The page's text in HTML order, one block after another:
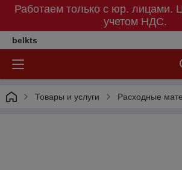
Работаем только с юр. лицами.
учетом НДС.
belkts
Товары и услуги Расходные